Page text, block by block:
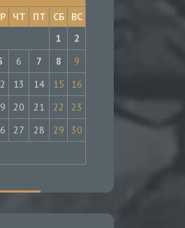
ЧТ ПТ СБ
ВС
1
2
6 7 8
9
13 14 15
16
20 21 22
23
27 28 29
30